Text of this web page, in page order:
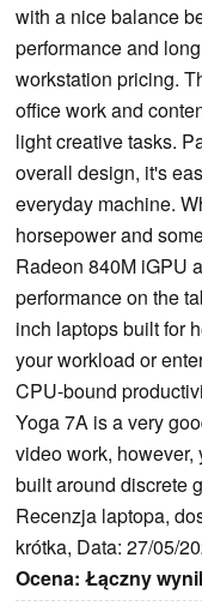
with a nice balance
performance and
workstation pricing.
office work and
light creative tasks.
overall design, it's
everyday machine.
horsepower and
Radeon 840M iGPU
performance on the
inch laptops built for
your workload or
CPU-bound
Yoga 7A is a very
video work,
built around discrete
Recenzja laptopa,
krótka, Data: 27/05/
Ocena: Łączny